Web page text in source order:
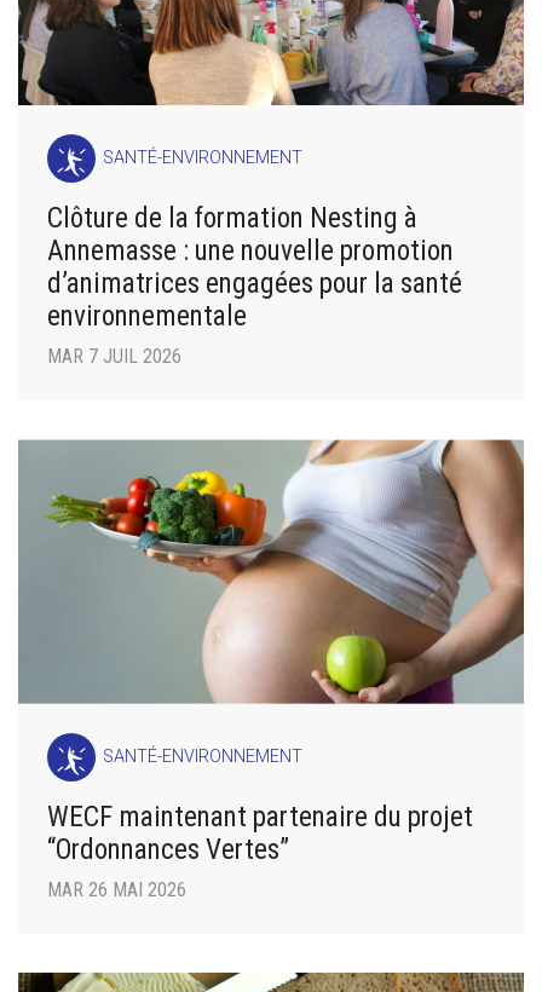
SANTÉ-ENVIRONNEMENT
Clôture de la formation Nesting à
Annemasse : une nouvelle promotion
d’animatrices engagées pour la santé
environnementale
MAR 7 JUIL 2026
SANTÉ-ENVIRONNEMENT
WECF maintenant partenaire du projet
“Ordonnances Vertes”
MAR 26 MAI 2026